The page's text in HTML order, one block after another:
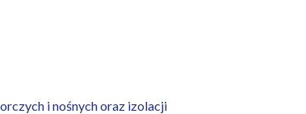
i nośnych oraz izolacji